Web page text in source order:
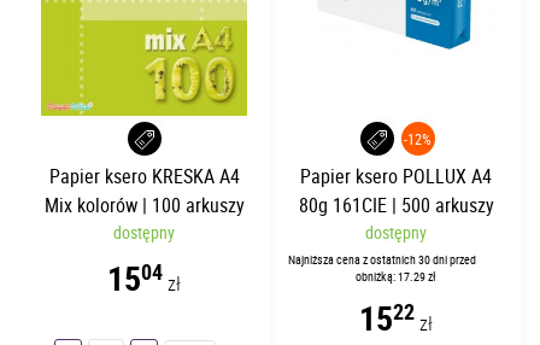
Papier ksero KRESKA A4
Mix kolorów | 100 arkuszy
dostępny
1504zł
-12%
Papier ksero POLLUX A4
80g 161CIE | 500 arkuszy
dostępny
Najniższa cena z ostatnich 30 dni przed
obniżką: 17.29 zł
1522zł